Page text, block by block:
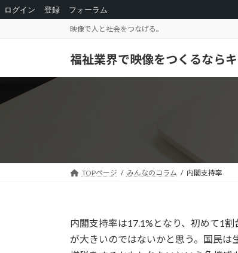
へ
ョ
ログイン 登録 フォーラム
映像で人と社会をつなげる。
福祉業界で映像をつくるなら
TOPページ みんなのコラム 内閣支持率
内閣支持率は17.1%となり、初めて1
が大きいのではないかと思う。国民は